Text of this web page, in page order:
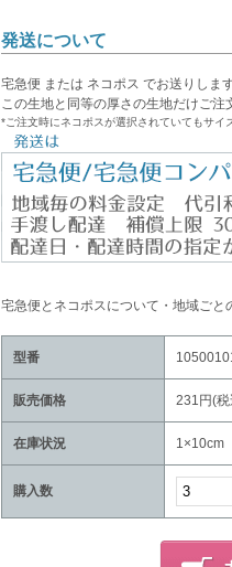
発送について
宅急便 または ネコポス でお送りします
この生地と同等の厚さの生地だけご
*ご注文時にネコポスが選択されていてもサイ
宅急便とネコポスについて・地域ご
型番
販売価格 231円(税
在庫状況
購入数